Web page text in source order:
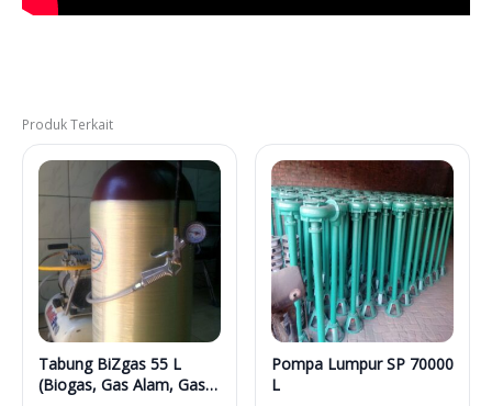
Produk Terkait
Tabung BiZgas 55 L
(Biogas, Gas Alam, Gas
Pompa Lumpur SP 70000
L